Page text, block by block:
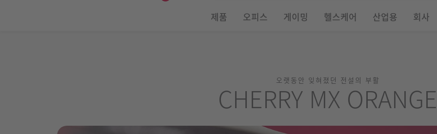
제품 오피스 게이밍 헬스케어 산업용 회사
오랫동안 잊혀졌던 전설의 부활
CHERRY MX ORANGE